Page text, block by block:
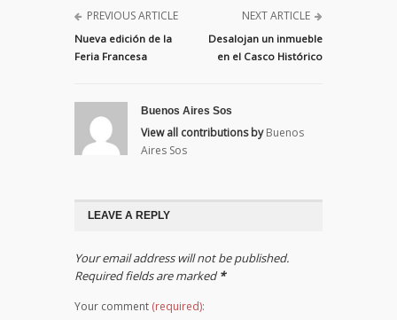
PREVIOUS ARTICLE
Nueva edición de la
Feria Francesa
NEXT ARTICLE
Desalojan un inmueble
en el Casco Histórico
Buenos Aires Sos
View all contributions by Buenos
Aires Sos
LEAVE A REPLY
Your email address will not be published.
Required fields are marked*
Your comment (required):